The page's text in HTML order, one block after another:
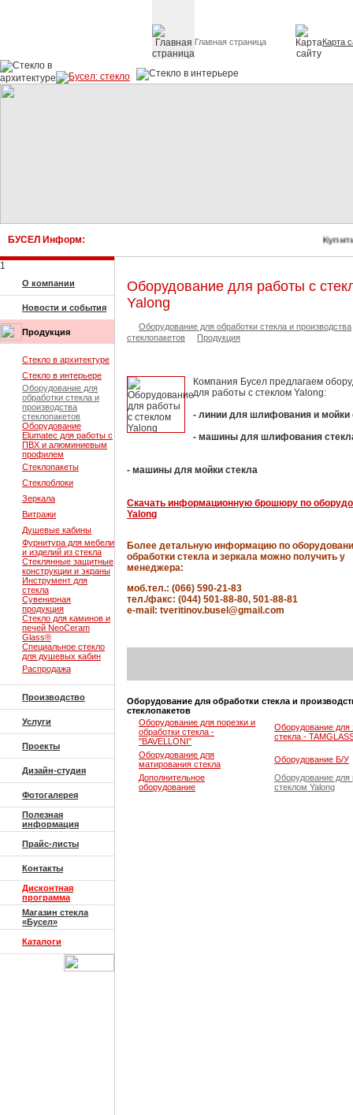
Главная страница Карта
БУСЕЛ Информ:
1
О компании
Новости и события
Продукция
Стекло в архитектуре
Стекло в интерьере
Оборудование для
обработки стекла и
производства
стеклопакетов
Оборудование
Elumatec для работы с
ПВХ и алюминиевым
профилем
Стеклопакеты
Стеклоблоки
Зеркала
Витражи
Душевые кабины
Фурнитура для мебели
и изделий из стекла
Стеклянные защитные
конструкции и экраны
Инструмент для
стекла
Сувенирная
продукция
Стекло для каминов и
печей NeoCeram
Glass®
Специальное стекло
для душевых кабин
Распродажа
Производство
Услуги
Проекты
Дизайн-студия
Фотогалерея
Полезная
информация
Прайс-листы
Контакты
Дисконтная
программа
Магазин стекла
«Бусел»
Каталоги
Оборудование для работы с
Yalong
Оборудование для обработки стекла и производства
стеклопакетов
Продукция
Компания Бусел предлагаем
для работы с стеклом Yalong:
- линии для шлифования и мойки
- машины для шлифования
- машины для мойки стекла
Скачать информационную брошюру по
Yalong
Более детальную информацию по
обработки стекла и зеркала можно получить у
менеджера:
моб.тел.: (066) 590-21-83
тел./факс: (044) 501-88-80, 501-88-81
e-mail: tveritinov.busel@gmail.com
Оборудование для обработки стекла и
стеклопакетов
Оборудование для порезки и
обработки стекла -
"BAVELLONI"
Оборудование для
стекла -
Оборудование для
матирования стекла
Оборудование Б/У
Дополнительное
оборудование
Оборудование для
стеклом Yalong